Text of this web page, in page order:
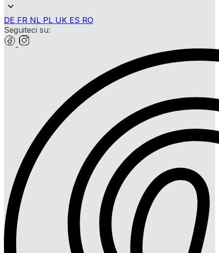
DE FR NL PL UK ES RO
Seguiteci su: